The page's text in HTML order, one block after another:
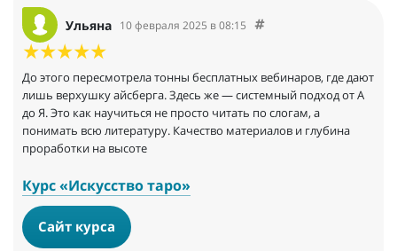
Ульяна 10 февраля 2025 в 08:15
До этого пересмотрела тонны бесплатных вебинаров, где дают
лишь верхушку айсберга. Здесь же — системный подход от А
до Я. Это как научиться не просто читать по слогам, а
понимать всю литературу. Качество материалов и глубина
проработки на высоте
Курс «Искусство таро»
Сайт курса